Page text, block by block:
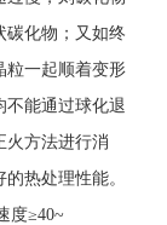
碳化物；又如终
粒一起顺着变形
不能通过球化退
火方法进行消
热处理性能。
度≥40~